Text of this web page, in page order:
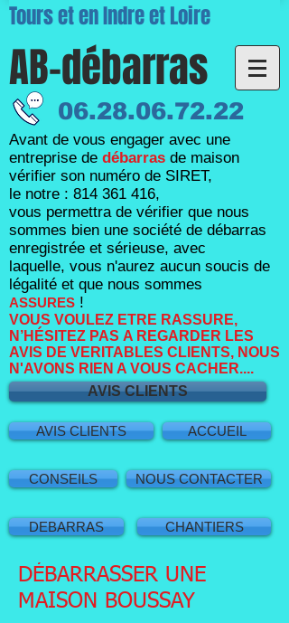
Tours et en Indre et Loire
AB-débarras
06.28.06.72.22
Avant de vous engager avec une
entreprise de débarras de maison
vérifier son numéro de SIRET,
le notre : 814 361 416,
vous permettra de vérifier que nous
sommes bien une société de débarras
enregistrée et sérieuse, avec
laquelle, vous n'aurez aucun soucis de
légalité et que nous sommes
ASSURES !
VOUS VOULEZ ETRE RASSURE,
N’HÉSITEZ PAS A REGARDER LES
AVIS DE VERITABLES CLIENTS, NOUS
N'AVONS RIEN A VOUS CACHER....
AVIS CLIENTS
AVIS CLIENTS ACCUEIL
CONSEILS
DEBARRAS
NOUS CONTACTER
CHANTIERS
DÉBARRASSER UNE
MAISON BOUSSAY